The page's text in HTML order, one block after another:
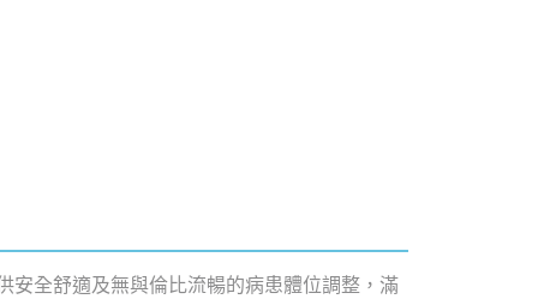
安全舒適及無與倫比流暢的病患體位調整，滿